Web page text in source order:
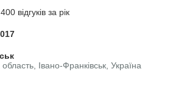
відгуків за рік
Івано-Франківськ, Україна